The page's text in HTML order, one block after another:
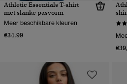
Athletic Essentials T-shirt
met slanke pasvorm
Meer beschikbare kleuren
€34,99